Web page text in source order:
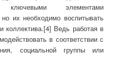
ключевыми элементами
но их необходимо воспитывать
коллектива.[4] Ведь работая в
в соответствии с
социальной группы или